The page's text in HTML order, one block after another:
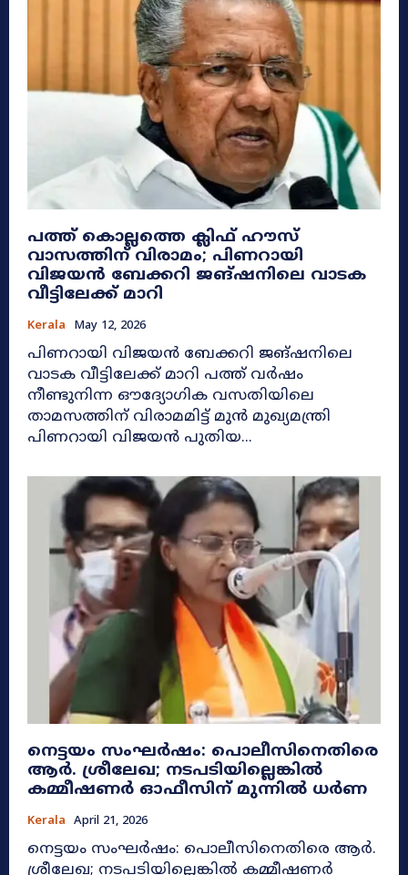
പത്ത് കൊല്ലത്തെ ക്ലിഫ് ഹൗസ്
വാസത്തിന് വിരാമം; പിണറായി
വിജയൻ ബേക്കറി ജങ്ഷനിലെ വാടക
വീട്ടിലേക്ക് മാറി
Kerala May 12, 2026
പിണറായി വിജയൻ ബേക്കറി ജങ്ഷനിലെ
വാടക വീട്ടിലേക്ക് മാറി പത്ത് വർഷം
നീണ്ടുനിന്ന ഔദ്യോഗിക വസതിയിലെ
താമസത്തിന് വിരാമമിട്ട് മുൻ മുഖ്യമന്ത്രി
പിണറായി വിജയൻ പുതിയ...
നെട്ടയം സംഘർഷം: പൊലീസിനെതിരെ
ആർ. ശ്രീലേഖ; നടപടിയില്ലെങ്കിൽ
കമ്മീഷണർ ഓഫീസിന് മുന്നിൽ ധർണ
Kerala April 21, 2026
നെട്ടയം സംഘർഷം: പൊലീസിനെതിരെ ആർ.
ശ്രീലേഖ; നടപടിയില്ലെങ്കിൽ കമ്മീഷണർ